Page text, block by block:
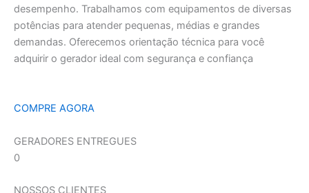
desempenho. Trabalhamos com equipamentos de diversas
potências para atender pequenas, médias e grandes
demandas. Oferecemos orientação técnica para você
adquirir o gerador ideal com segurança e confiança
COMPRE AGORA
GERADORES ENTREGUES
0
NOSSOS CLIENTES